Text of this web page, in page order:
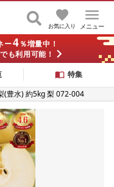
メニュー
お気に入り
ー4％増量中！
も利用可能！
特集
(豊水) 約5kg 梨 072-004